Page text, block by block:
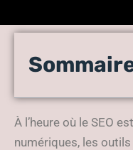
Comment
Writer ?
À l’heure où le SEO
numériques, les outils